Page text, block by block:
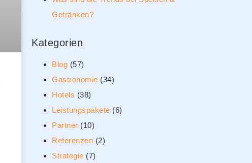
Getränken?
Kategorien
Blog (57)
Gastronomie (34)
Hotels (38)
Leistungspakete (6)
Partner (10)
Referenzen (2)
Strategie (7)